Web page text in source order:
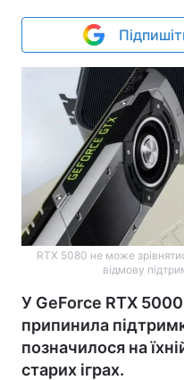
RTX 5080 не може
відмову
У GeForce RTX
припинила
позначилося на
старих іграх.